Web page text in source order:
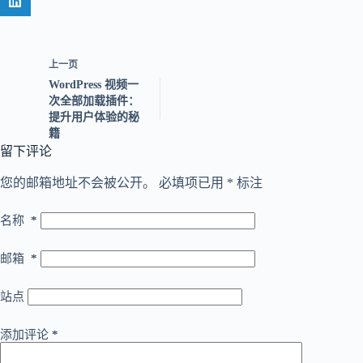
上一页
WordPress 视频一
次全部加载插件：
提升用户体验的秘
籍
留下评论
您的邮箱地址不会被公开。 必填项已用 * 标注
名称 *
邮箱 *
站点
添加评论 *